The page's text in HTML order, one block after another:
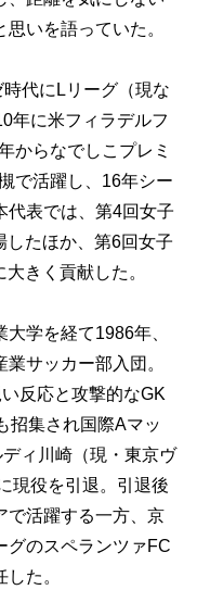
いを語っていた。
代にLリーグ（現な
年に米フィラデルフ
からなでしこプレミ
で活躍し、16年シー
代表では、第4回女子
したほか、第6回女子
きく貢献した。
学を経て1986年、
サッカー部入団。
反応と攻撃的なGK
招集され国際Aマッ
ィ川崎（現・東京ヴ
現役を引退。引退後
で活躍する一方、京
グのスペランツァFC
た。